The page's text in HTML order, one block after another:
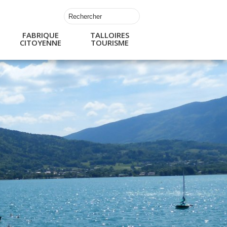
FABRIQUE
CITOYENNE
TALLOIRES
TOURISME